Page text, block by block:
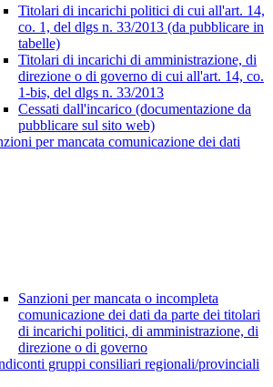
Titolari di incarichi politici di cui all'art. 14,
co. 1, del dlgs n. 33/2013 (da pubblicare in
tabelle)
Titolari di incarichi di amministrazione, di
direzione o di governo di cui all'art. 14, co.
1-bis, del dlgs n. 33/2013
Cessati dall'incarico (documentazione da
pubblicare sul sito web)
per mancata comunicazione dei dati
Sanzioni per mancata o incompleta
comunicazione dei dati da parte dei titolari
di incarichi politici, di amministrazione, di
direzione o di governo
gruppi consiliari regionali/provinciali